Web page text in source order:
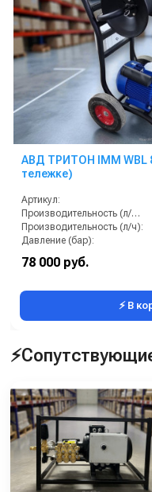
АВД ТРИТОН IMM WBL
тележке)
Артикул:
Производительность (л/мин):
Производительность (л/ч):
Давление (бар):
Напряжение (В):
Страна-производитель:
78 000 руб.
⚡ В